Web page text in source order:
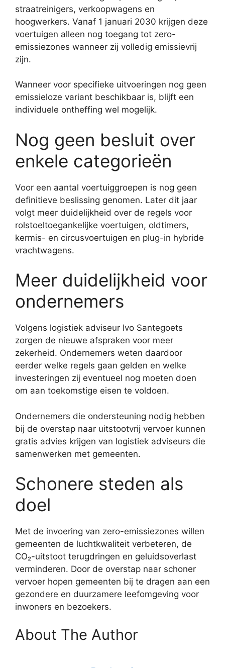
straatreinigers, verkoopwagens en
hoogwerkers. Vanaf 1 januari 2030 krijgen deze
voertuigen alleen nog toegang tot zero-
emissiezones wanneer zij volledig emissievrij
zijn.
Wanneer voor specifieke uitvoeringen nog geen
emissieloze variant beschikbaar is, blijft een
individuele ontheffing wel mogelijk.
Nog geen besluit over
enkele categorieën
Voor een aantal voertuiggroepen is nog geen
definitieve beslissing genomen. Later dit jaar
volgt meer duidelijkheid over de regels voor
rolstoeltoegankelijke voertuigen, oldtimers,
kermis- en circusvoertuigen en plug-in hybride
vrachtwagens.
Meer duidelijkheid voor
ondernemers
Volgens logistiek adviseur Ivo Santegoets
zorgen de nieuwe afspraken voor meer
zekerheid. Ondernemers weten daardoor
eerder welke regels gaan gelden en welke
investeringen zij eventueel nog moeten doen
om aan toekomstige eisen te voldoen.
Ondernemers die ondersteuning nodig hebben
bij de overstap naar uitstootvrij vervoer kunnen
gratis advies krijgen van logistiek adviseurs die
samenwerken met gemeenten.
Schonere steden als
doel
Met de invoering van zero-emissiezones willen
gemeenten de luchtkwaliteit verbeteren, de
CO₂-uitstoot terugdringen en geluidsoverlast
verminderen. Door de overstap naar schoner
vervoer hopen gemeenten bij te dragen aan een
gezondere en duurzamere leefomgeving voor
inwoners en bezoekers.
About The Author